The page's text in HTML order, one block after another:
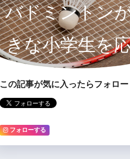
バドミントン
きな小学生を
するサイト
この記事が気に入ったらフォロー
フォローする